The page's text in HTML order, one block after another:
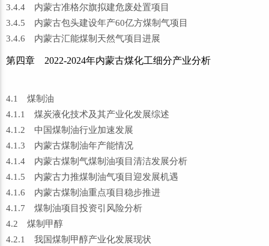
3.4.4 内蒙古准格尔旗拟建危废处置项目
3.4.5 内蒙古包头建设年产60亿方煤制气项目
3.4.6 内蒙古汇能煤制天然气项目进展
第四章 2022-2024年内蒙古煤化工细分产业分析
4.1 煤制油
4.1.1 煤炭液化技术及其产业化发展综述
4.1.2 中国煤制油行业加速发展
4.1.3 内蒙古煤制油年产能情况
4.1.4 内蒙古煤制气煤制油项目清洁发展分析
4.1.5 内蒙古力推煤制油气项目迎发展机遇
4.1.6 内蒙古煤制油重点项目稳步推进
4.1.7 煤制油项目投资引风险分析
4.2 煤制甲醇
4.2.1 我国煤制甲醇产业化发展现状